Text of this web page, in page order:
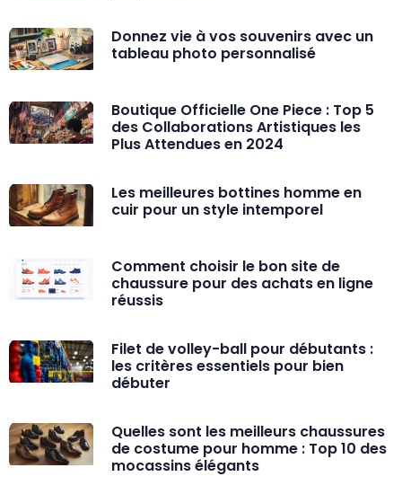
Donnez vie à vos souvenirs avec un
tableau photo personnalisé
Boutique Officielle One Piece : Top 5
des Collaborations Artistiques les
Plus Attendues en 2024
Les meilleures bottines homme en
cuir pour un style intemporel
Comment choisir le bon site de
chaussure pour des achats en ligne
réussis
Filet de volley-ball pour débutants :
les critères essentiels pour bien
débuter
Quelles sont les meilleurs chaussures
de costume pour homme : Top 10 des
mocassins élégants